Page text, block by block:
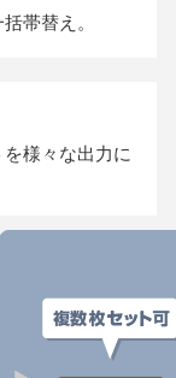
帯替え。
様々な出⼒に